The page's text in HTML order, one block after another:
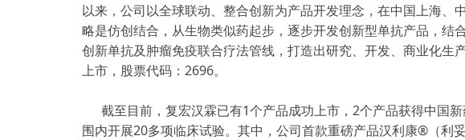
以来，公司以全球联动、整合创新为产品开发理念，在中国上海
略是仿创结合，从生物类似药起步，逐步开发创新型单抗产品，结
创新单抗及肿瘤免疫联合疗法管线，打造出研究、开发、商业化
上市，股票代码：2696。
截至目前，复宏汉霖已有1个产品成功上市，2个产品获得中国
围内开展20多项临床试验。其中，公司首款重磅产品汉利康®（利